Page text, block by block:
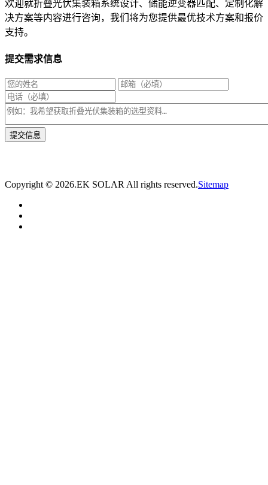
欢迎就折叠光伏集装箱系统设计、储能逆变器匹配、定制化解
决方案等内容进行咨询，我们将为您提供最优技术方案和报价
支持。
提交需求信息
Copyright © 2026.EK SOLAR All rights reserved.Sitemap